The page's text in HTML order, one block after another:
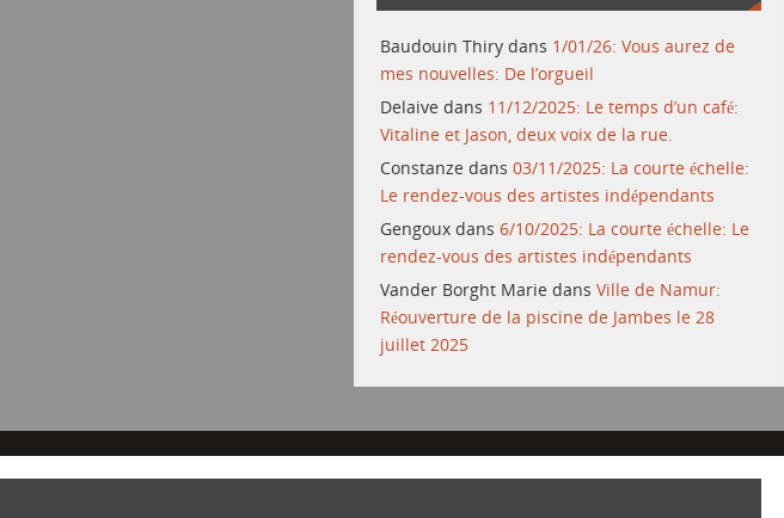
Baudouin Thiry dans 1/01/26: Vous aurez de
mes nouvelles: De l’orgueil
Delaive dans 11/12/2025: Le temps d’un café:
Vitaline et Jason, deux voix de la rue.
Constanze dans03/11/2025: La courte échelle:
Le rendez-vous des artistes indépendants
Gengoux dans6/10/2025: La courte échelle: Le
rendez-vous des artistes indépendants
Vander Borght Marie dansVille de Namur:
Réouverture de la piscine de Jambes le 28
juillet 2025